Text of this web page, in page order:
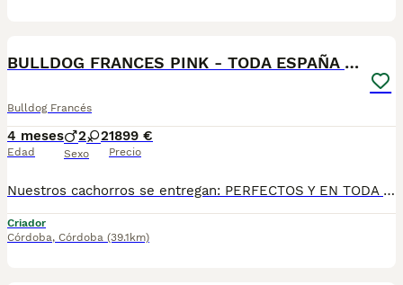
BULLDOG FRANCES PINK - TODA ESPAÑA - ENTREGA
Bulldog Francés
4 meses
Edad
2 2
Sexo
1899 €
Precio
Nuestros cachorros se entregan: PERFECTOS Y EN TODA ESPAÑA ✔ Vacunados y desparasitados según su edad. ✔ Con microchip y cartilla veterinaria al día. ✔ Revisados veterinariamente antes de la entrega. ✔ Procedentes de líneas cuidadosamente seleccionadas por salud, morfología y carácter. ✔ Con una excelente socialización desde pequeños y habituados al contacto diario con personas. ✔ Iniciados en el aprendizaje para hacer sus necesidades en empapador, facilitando su adaptación al nuevo hogar. ✔ Con asesoramiento antes y después de la entrega para ayudarte en todo lo que necesites.Realizamos entregas en Sevilla, Málaga, Cádiz, Córdoba, Granada, Jaén, Huelva y Almería, además de ciudades como Marbella, Jerez de la Frontera, Algeciras, Estepona, Fuengirola, Benalmádena, Mijas, Torremolinos, Dos Hermanas, Antequera y cualquier otro punto de Andalucía. 🚚 Entrega 100% a contrarreembolso. No tendrás que pagar el cachorro por adelantado. Lo recibes en la puerta de tu casa y podrás comprobar que todo está correcto antes de realizar el pago.610864702
Criador
Córdoba, Córdoba (39.1km)